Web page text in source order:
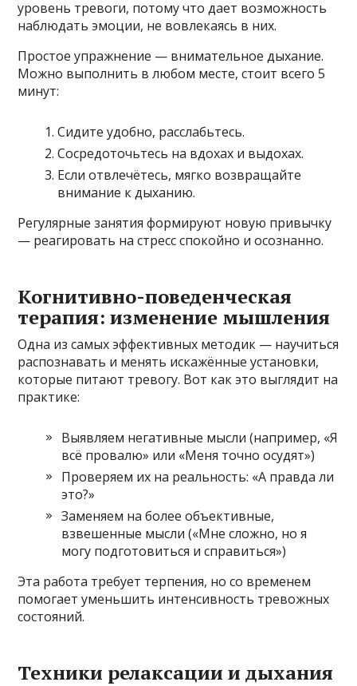
уровень тревоги, потому что дает возможность
наблюдать эмоции, не вовлекаясь в них.
Простое упражнение — внимательное дыхание.
Можно выполнить в любом месте, стоит всего 5
минут:
Сидите удобно, расслабьтесь.
Сосредоточьтесь на вдохах и выдохах.
Если отвлечётесь, мягко возвращайте
внимание к дыханию.
Регулярные занятия формируют новую привычку
— реагировать на стресс спокойно и осознанно.
Когнитивно-поведенческая
терапия: изменение мышления
Одна из самых эффективных методик — научиться
распознавать и менять искажённые установки,
которые питают тревогу. Вот как это выглядит на
практике:
Выявляем негативные мысли (например, «Я
всё провалю» или «Меня точно осудят»)
Проверяем их на реальность: «А правда ли
это?»
Заменяем на более объективные,
взвешенные мысли («Мне сложно, но я
могу подготовиться и справиться»)
Эта работа требует терпения, но со временем
помогает уменьшить интенсивность тревожных
состояний.
Техники релаксации и дыхания